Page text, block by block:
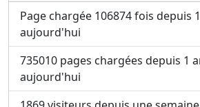
Page chargée 106874 fois depuis
aujourd'hui
735010 pages chargées depuis 1
aujourd'hui